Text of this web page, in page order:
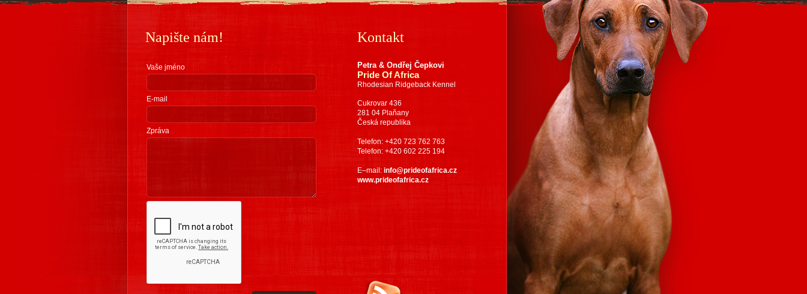
Napište nám!
Vaše jméno
E-mail
Zpráva
Kontakt
Petra & Ondřej Čepkovi
Pride Of Africa
Rhodesian Ridgeback Kennel
Cukrovar 436
281 04 Plaňany
Česká republika
Telefon: +420 723 762 763
Telefon: +420 602 225 194
E–mail: info@prideofafrica.cz
www.prideofafrica.cz